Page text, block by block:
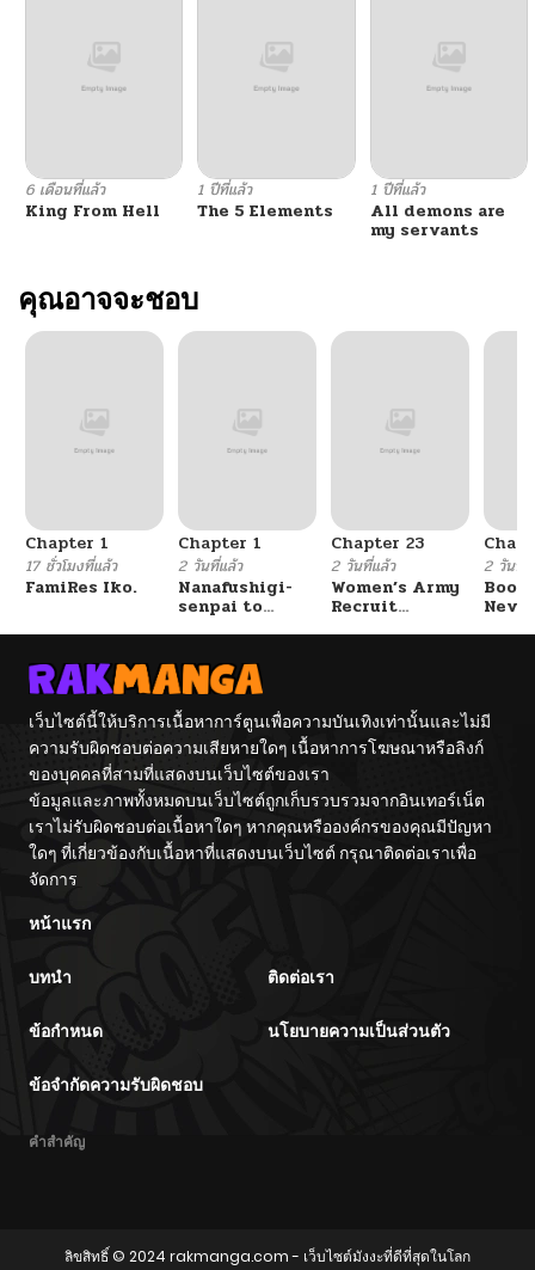
ตอนที่ 35 07/15/2025
ตอนที่ 34
ตอนที่ 33 06/25/2025
ตอนที่ 32
ตอนที่ 28 04/25/2025
ตอนที่ 26
ตอนที่ 25 04/25/2025
ตอนที่ 24 04/25/2025
ตอนที่ 23
ตอนที่ 20
ตอนที่ 19
6 เดือนที่แล้ว
King From Hell
1 ปีที่แล้ว
The 5 Elements
1 ปีที่แล้ว
All demons are
my servants
คุณอาจจะชอบ
Chapter 1
17 ชั่วโมงที่แล้ว
FamiRes Iko.
Chapter 1
2 วันที่แล้ว
Nanafushigi-
senpai to
Chapter 23
2 วันที่แล้ว
Women’s Army
Recruit
2 วันที่แ
เว็บไซต์นี้ให้บริการเนื้อหาการ์ตูนเพื่อความบันเทิงเท่านั้นและไม่มี
ความรับผิดชอบต่อความเสียหายใดๆ เนื้อหาการโฆษณาหรือลิงก์
ของบุคคลที่สามที่แสดงบนเว็บไซต์ของเรา
ข้อมูลและภาพทั้งหมดบนเว็บไซต์ถูกเก็บรวบรวมจากอินเทอร์เน็ต
เราไม่รับผิดชอบต่อเนื้อหาใดๆ หากคุณหรือองค์กรของคุณมีปัญหา
ใดๆ ที่เกี่ยวข้องกับเนื้อหาที่แสดงบนเว็บไซต์ กรุณาติดต่อเราเพื่อ
จัดการ
หน้าแรก
บทนำ ติดต่อเรา
ข้อกำหนด นโยบายความเป็นส่วนตัว
ข้อจำกัดความรับผิดชอบ
คำสำคัญ
ลิขสิทธิ์ © 2024 rakmanga.com- เว็บไซต์มังงะที่ดีที่สุดในโลก